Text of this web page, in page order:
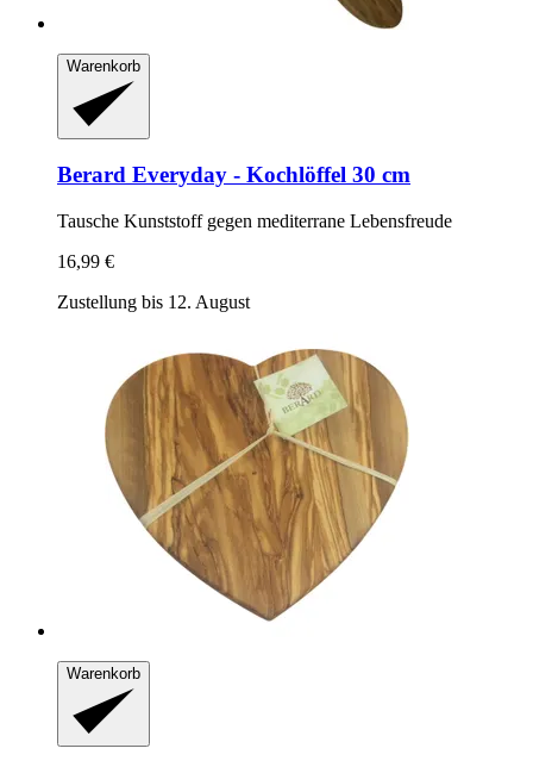
Warenkorb
Berard Everyday -​ Kochlöffel 30 cm
Tausche Kunststoff gegen mediterrane Lebensfreude
16,99 €
Zustellung bis 12. August
Warenkorb